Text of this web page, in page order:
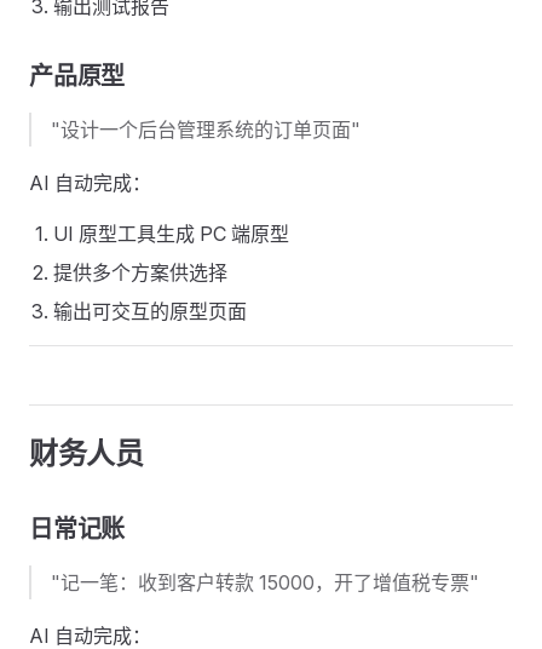
输出测试报告
产品原型
"设计一个后台管理系统的订单页面"
AI 自动完成：
UI 原型工具生成 PC 端原型
提供多个方案供选择
输出可交互的原型页面
财务人员
日常记账
"记一笔：收到客户转款 15000，开了增值税专票"
AI 自动完成：